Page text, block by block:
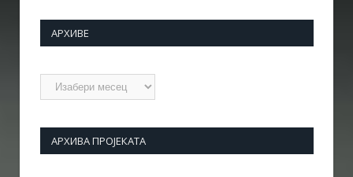
АРХИВЕ
Архиве
АРХИВА ПРОЈЕКАТА